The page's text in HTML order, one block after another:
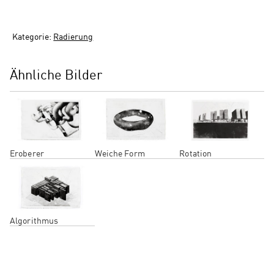
Kategorie: Radierung
Ähnliche Bilder
Eroberer Weiche Form Rotation
Algorithmus